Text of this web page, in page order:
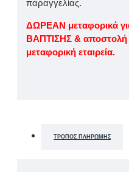
παραγγελίας.
ΔΩΡΕΑΝ μεταφορικά
ΒΑΠΤΙΣΗΣ & αποστολή
μεταφορική εταιρεία.
ΤΡΌΠΟΣ ΠΛΗΡΩΜΉΣ